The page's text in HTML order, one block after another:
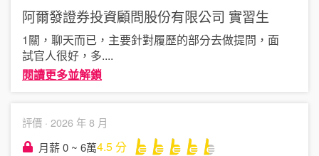
阿爾發證券投資顧問股份有限公司 實習生
1關，聊天而已，主要針對履歷的部分去做提問，面
試官人很好，多....
閱讀更多並解鎖
評價 · 2026 年 8 月
月薪 0 ~ 6萬4.5分